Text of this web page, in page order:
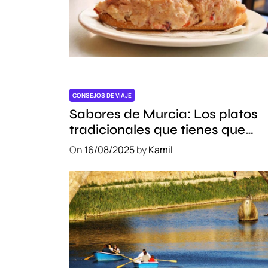
e
d
r
a
M
u
r
c
a
:
H
i
s
t
CONSEJOS DE VIAJE
Sabores de Murcia: Los platos
tradicionales que tienes que
probar
On 16/08/2025byKamil